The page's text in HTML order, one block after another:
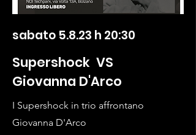
sabato 5.8.23 h 20:30
Supershock VS
Giovanna D'Arco
I Supershock in trio affrontano
Giovanna D'Arco